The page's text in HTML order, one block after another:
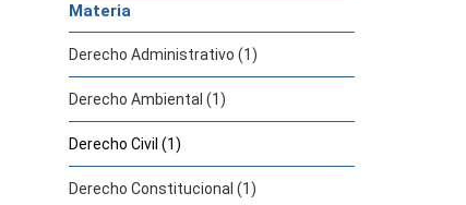
Materia
Derecho Administrativo (1)
Derecho Ambiental (1)
Derecho Civil (1)
Derecho Constitucional (1)